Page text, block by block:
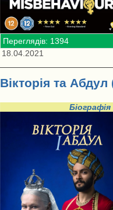
Переглядів: 1394
18.04.2021
Вікторія та Абдул
Біографія